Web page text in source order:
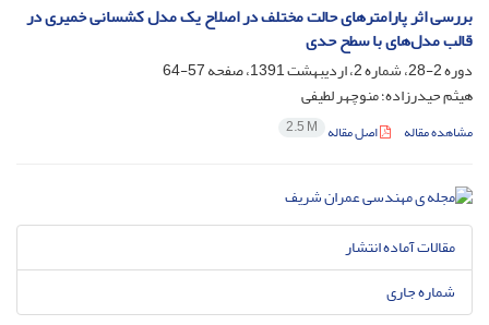
بررسی اثر پارامترهای حالت مختلف در اصلاح یک مدل کشسانی خمیری در
قالب مدل‌های با سطح حدی
دوره 2-28، شماره 2، اردیبهشت 1391، صفحه
57-64
هیثم حیدرزاده؛ منوچهر لطیفی
مشاهده مقاله اصل مقاله 2.5 M
مقالات آماده انتشار
شماره جاری